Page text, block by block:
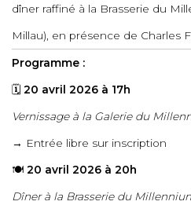
dîner raffiné à la Brasserie du
Millau), en présence de Charles
Programme :
🗓 20 avril 2026 à 17h
Vernissage à la Galerie du
→ Entrée libre sur inscription
🍽 20 avril 2026 à 20h
Dîner à la Brasserie du